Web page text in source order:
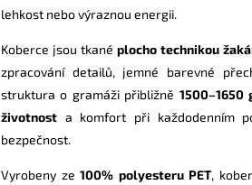
lehkost nebo výraznou energii.
Koberce jsou tkanéplocho technikou
zpracování detailů, jemné barevné
struktura o gramáži přibližně 1500–1650
životnost a komfort při každodenním
bezpečnost.
Vyrobeny ze100% polyesteru PET,